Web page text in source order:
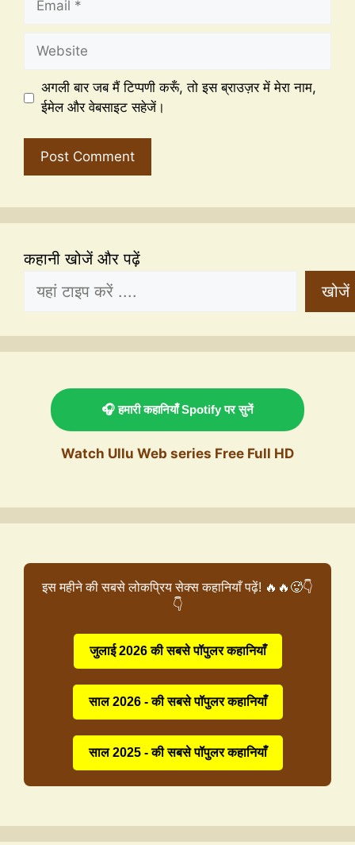
अगली बार जब मैं टिप्पणी करूँ, तो इस ब्राउज़र में मेरा नाम,
ईमेल और वेबसाइट सहेजें।
कहानी खोजें और पढ़ें
खोजें
🎧 हमारी कहानियाँ Spotify पर सुनें
Watch Ullu Web series Free Full HD
इस महीने की सबसे लोकप्रिय सेक्स कहानियाँ पढ़ें! 🔥🔥🥵👇
👇
जुलाई 2026 की सबसे पॉपुलर कहानियाँ
साल 2026 - की सबसे पॉपुलर कहानियाँ
साल 2025 - की सबसे पॉपुलर कहानियाँ